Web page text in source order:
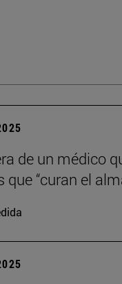
de un médico
que “curan el